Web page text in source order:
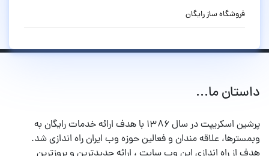
فروشگاه ساز رایگان
داستان ما...
پرشین اسکریپت در سال ۱۳۸۶ با هدف ارائه خدمات رایگان به
وبمسترها، علاقه مندان و فعالین حوزه وب ایران راه اندازی شد.